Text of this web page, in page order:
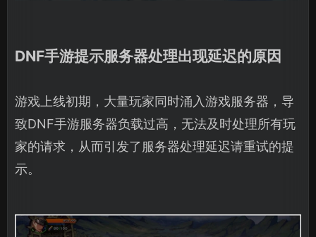
DNF手游提示服务器处理出现延迟的原因
游戏上线初期，大量玩家同时涌入游戏服务器，导
致DNF手游服务器负载过高，无法及时处理所有玩
家的请求，从而引发了服务器处理延迟请重试的提
示。